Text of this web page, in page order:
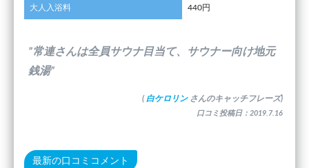
大人入浴料 440円
”常連さんは全員サウナ目当て、サウナー向け地元
銭湯”
( 白ケロリン さんのキャッチフレーズ)
口コミ投稿日：2019.7.16
最新の口コミコメント